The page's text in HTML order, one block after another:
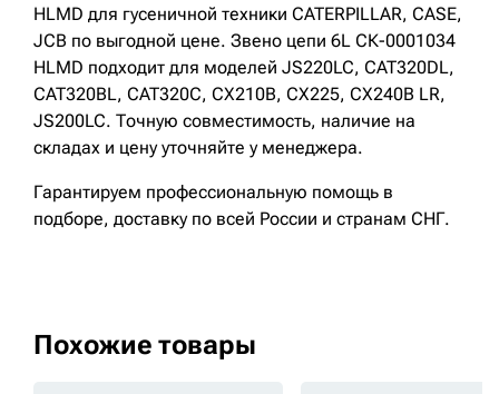
HLMD для гусеничной техники CATERPILLAR, CASE,
JCB по выгодной цене. Звено цепи 6L СК-0001034
HLMD подходит для моделей JS220LC, CAT320DL,
CAT320BL, CAT320C, CX210B, CX225, CX240B LR,
JS200LC. Точную совместимость, наличие на
складах и цену уточняйте у менеджера.
Гарантируем профессиональную помощь в
подборе, доставку по всей России и странам СНГ.
Похожие товары